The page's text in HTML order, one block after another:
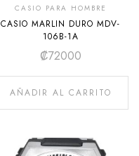
CASIO PARA HOMBRE
CASIO MARLIN DURO MDV-
106B-1A
₡72000
AÑADIR AL CARRITO